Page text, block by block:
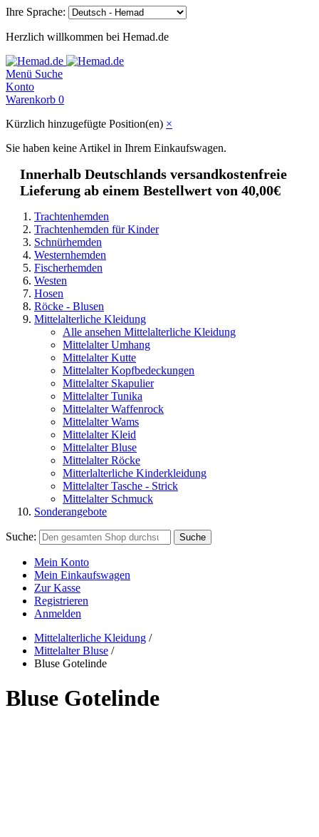
Ihre Sprache:
Herzlich willkommen bei Hemad.de
Menü Suche
Konto
Warenkorb 0
Kürzlich hinzugefügte Position(en) ×
Sie haben keine Artikel in Ihrem Einkaufswagen.
Innerhalb Deutschlands versandkostenfreie
Lieferung ab einem Bestellwert von 40,00€
Trachtenhemden
Trachtenhemden für Kinder
Schnürhemden
Westernhemden
Fischerhemden
Westen
Hosen
Röcke - Blusen
Mittelalterliche Kleidung
Alle ansehen Mittelalterliche Kleidung
Mittelalter Umhang
Mittelalter Kutte
Mittelalter Kopfbedeckungen
Mittelalter Skapulier
Mittelalter Tunika
Mittelalter Waffenrock
Mittelalter Wams
Mittelalter Kleid
Mittelalter Bluse
Mittelalter Röcke
Mitterlalterliche Kinderkleidung
Mittelalter Tasche - Strick
Mittelalter Schmuck
Sonderangebote
Suche: Suche
Mein Konto
Mein Einkaufswagen
Zur Kasse
Registrieren
Anmelden
Mittelalterliche Kleidung /
Mittelalter Bluse /
Bluse Gotelinde
Bluse Gotelinde